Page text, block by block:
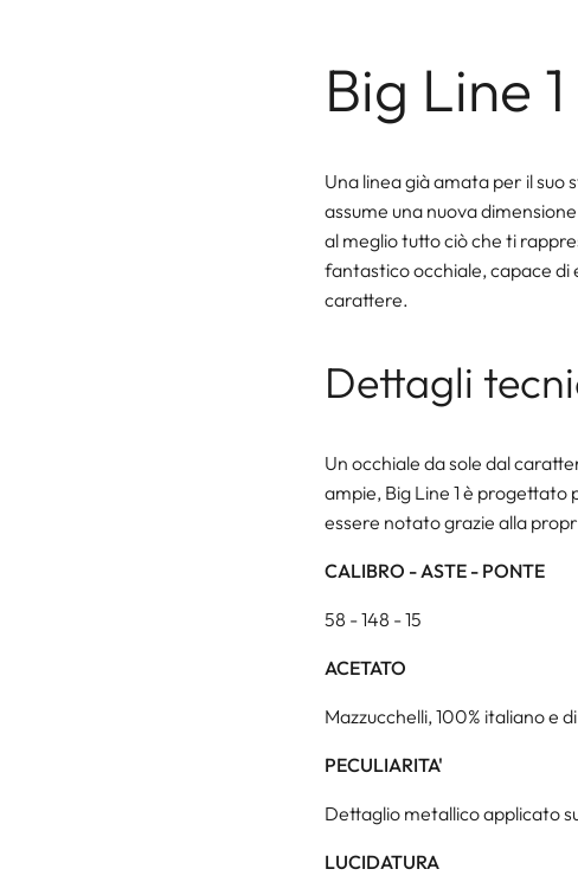
Big Line 1
Una linea già amata per il suo
assume una nuova
al meglio tutto ciò che ti
fantastico occhiale, capace di
carattere.
Dettagli
Un occhiale da sole dal
ampie, Big Line 1 è progettato
essere notato grazie alla
CALIBRO - ASTE - PONTE
58 - 148 - 15
ACETATO
Mazzucchelli, 100% italiano e
PECULIARITA'
Dettaglio metallico applicato
LUCIDATURA